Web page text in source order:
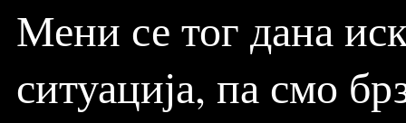
Мени се тог дана
ситуација, па смо